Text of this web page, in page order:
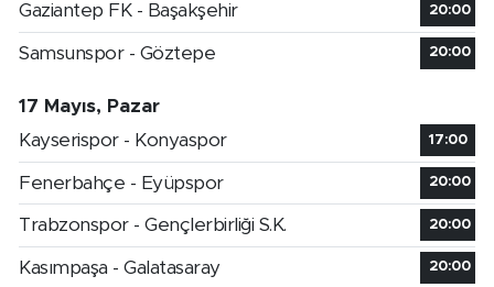
Gaziantep FK - Başakşehir 20:00
Samsunspor - Göztepe 20:00
17 Mayıs, Pazar
Kayserispor - Konyaspor
17:00
Fenerbahçe - Eyüpspor 20:00
Trabzonspor - Gençlerbirliği S.K. 20:00
Kasımpaşa - Galatasaray 20:00